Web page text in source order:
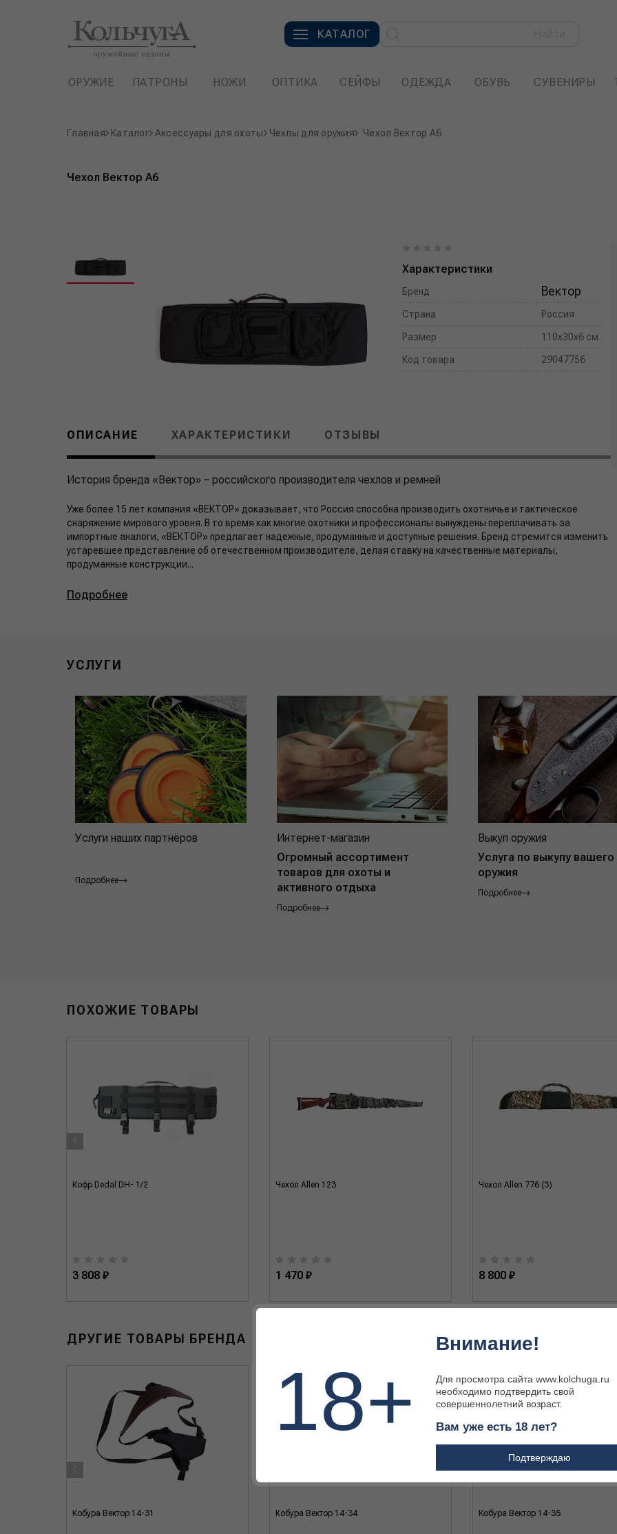
КАТАЛОГ
ОРУЖИЕ ПАТРОНЫ НОЖИ ОПТИКА СЕЙФЫ ОДЕЖДА ОБУВЬ СУВЕНИРЫ
Главная Каталог Аксессуары для охоты Чехлы для оружия Чехол Вектор А6
Чехол Вектор А6
Характеристики
Бренд Вектор
Страна Россия
Размер 110х30х6 см
Код товара 29047756
ОПИСАНИЕ ХАРАКТЕРИСТИКИ ОТЗЫВЫ
История бренда «Вектор» – российского производителя чехлов и ремней
Уже более 15 лет компания «ВЕКТОР» доказывает, что Россия способна производить охотничье и тактическое
снаряжение мирового уровня. В то время как многие охотники и профессионалы вынуждены переплачивать за
импортные аналоги, «ВЕКТОР» предлагает надежные, продуманные и доступные решения. Бренд стремится изменить
устаревшее представление об отечественном производителе, делая ставку на качественные материалы,
продуманные конструкции...
Подробнее
УСЛУГИ
Услуги наших партнёров
Подробнее
Интернет-магазин
Огромный ассортимент
товаров для охоты и
активного отдыха
Подробнее
Выкуп оружия
Услуга по выкупу вашего
оружия
Подробнее
ПОХОЖИЕ ТОВАРЫ
Кофр Dedal DH- 1/2
3 808 ₽
Чехол Allen 123
1 470 ₽
Чехол Allen 776 (3)
8 800 ₽
‹
ДРУГИЕ ТОВАРЫ БРЕНДА
Кобура Вектор 14-31 Кобура Вектор 14-34 Кобура Вектор 14-35
‹
18+
Внимание!
Для просмотра сайта www.kolchuga.ru
необходимо подтвердить свой
совершеннолетний возраст.
Вам уже есть 18 лет?
Подтверждаю